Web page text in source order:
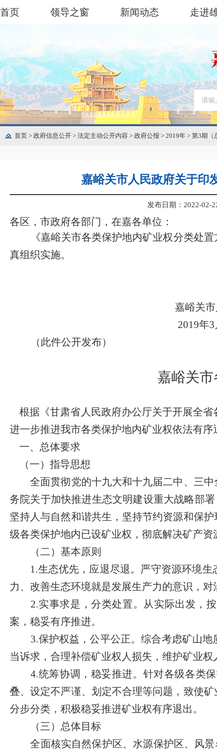
首页 领导之窗 新闻动态 走进
首页 > 政府信息公开 > 法定主动公开内容 > 政府公报 > 2019年 > 第3期（
嘉峪关市人民政府关于印
发布日期：2022-02-
各区，市政府各部门，在嘉各单位：
《嘉峪关市各类保护地内矿业权分类处
真组织实施。
嘉峪关
2019年3
（此件公开发布）
嘉峪关
根据《甘肃省人民政府办公厅关于开展全
进一步推进我市各类保护地内矿业权依法有
一、总体要求
（一）指导思想
全面贯彻党的十九大和十九届二中、三
务院关于加快推进生态文明建设重大战略部
坚持人与自然和谐共生，坚持节约资源和保
级各类保护地内已设矿业权，彻底解决矿产
（二）基本原则
1.生态优先，应退尽退。严守资源环境
力、改善生态环境就是发展生产力的意识，
2.实事求是，分类处置。从实际出发，
案，稳妥有序推进。
3.保护权益，公平公正。综合考虑矿山
当诉求，合理补偿矿业权人损失，维护矿业权
4.统筹协调，稳妥推进。针对各级各类
叠、设定不严谨、划定不合理等问题，致使
分步分类，积极稳妥推进矿业权有序退出。
（三）总体目标
全面核实自然保护区、水源保护区、风